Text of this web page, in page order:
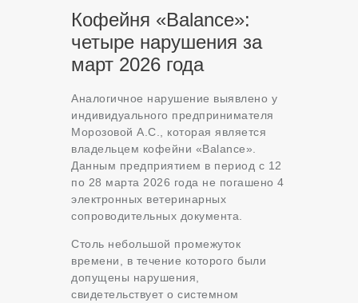
Кофейня «Balance»:
четыре нарушения за
март 2026 года
Аналогичное нарушение выявлено у
индивидуального предпринимателя
Морозовой А.С., которая является
владельцем кофейни «Balance».
Данным предприятием в период с 12
по 28 марта 2026 года не погашено 4
электронных ветеринарных
сопроводительных документа.
Столь небольшой промежуток
времени, в течение которого были
допущены нарушения,
свидетельствует о системном